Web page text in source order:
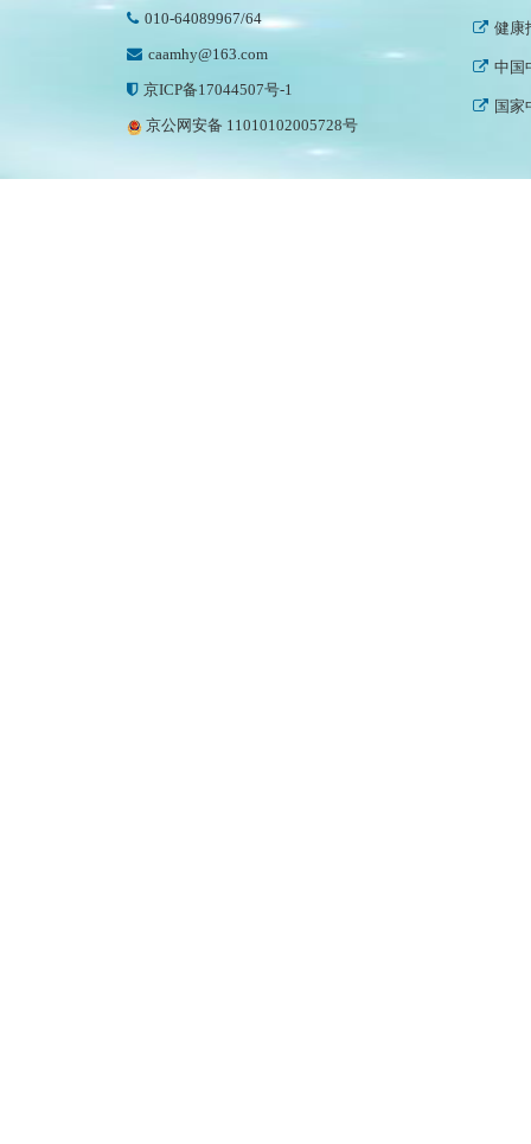
010-64089967/64
caamhy@163.com
京ICP备17044507号-1
京公网安备 11010102005728号
健康
中国
国家
中国